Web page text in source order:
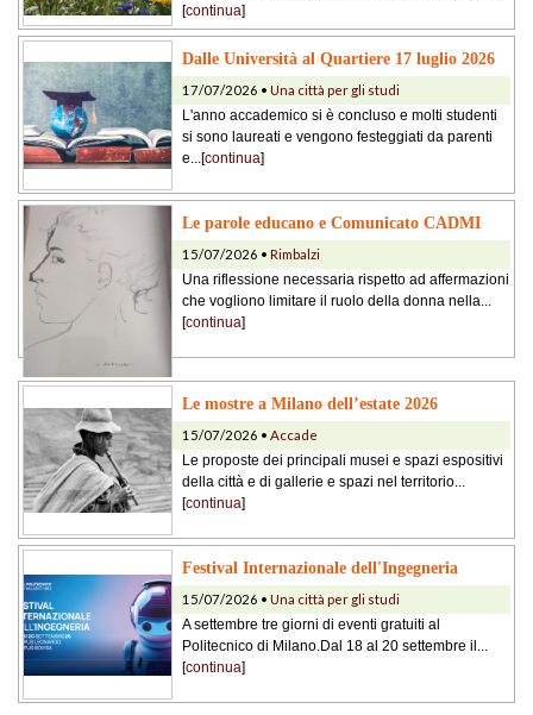
[continua]
Dalle Università al Quartiere 17 luglio 2026
17/07/2026 • Una città per gli studi
L'anno accademico si è concluso e molti studenti
si sono laureati e vengono festeggiati da parenti
e...[continua]
Le parole educano e Comunicato CADMI
15/07/2026 • Rimbalzi
Una riflessione necessaria rispetto ad affermazioni
che vogliono limitare il ruolo della donna nella...
[continua]
Le mostre a Milano dell’estate 2026
15/07/2026 • Accade
Le proposte dei principali musei e spazi espositivi
della città e di gallerie e spazi nel territorio...
[continua]
Festival Internazionale dell'Ingegneria
15/07/2026 • Una città per gli studi
A settembre tre giorni di eventi gratuiti al
Politecnico di Milano.Dal 18 al 20 settembre il...
[continua]